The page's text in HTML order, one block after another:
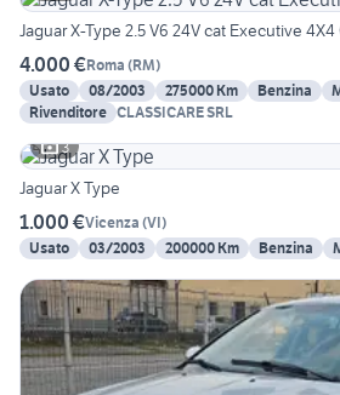
Jaguar X-Type 2.5 V6 24V cat Executive 4X4
4.000 €Roma (RM)
Usato
08/2003 275000 Km Benzina
Rivenditore CLASSICARE SRL
3
Jaguar X Type
1.000 €Vicenza (VI)
Usato
03/2003 200000 Km Benzina